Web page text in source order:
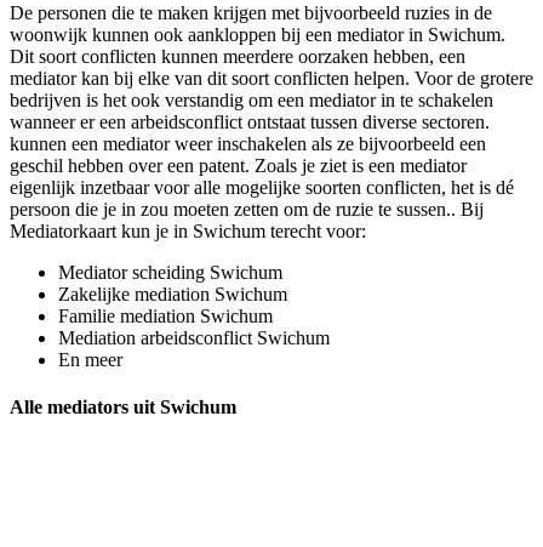
De personen die te maken krijgen met bijvoorbeeld ruzies in de
woonwijk kunnen ook aankloppen bij een mediator in Swichum.
Dit soort conflicten kunnen meerdere oorzaken hebben, een
mediator kan bij elke van dit soort conflicten helpen. Voor de grotere
bedrijven is het ook verstandig om een mediator in te schakelen
wanneer er een arbeidsconflict ontstaat tussen diverse sectoren.
kunnen een mediator weer inschakelen als ze bijvoorbeeld een
geschil hebben over een patent. Zoals je ziet is een mediator
eigenlijk inzetbaar voor alle mogelijke soorten conflicten, het is dé
persoon die je in zou moeten zetten om de ruzie te sussen.. Bij
Mediatorkaart kun je in Swichum terecht voor:
Mediator scheiding Swichum
Zakelijke mediation Swichum
Familie mediation Swichum
Mediation arbeidsconflict Swichum
En meer
Alle mediators uit Swichum